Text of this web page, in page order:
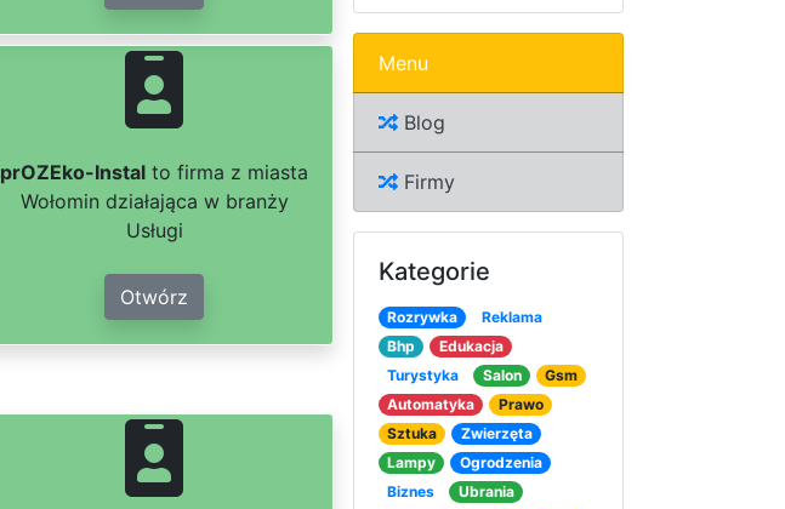
prOZEko-Instal to firma z miasta
Wołomin działająca w branży
Usługi
Otwórz
Menu
Blog
Firmy
Kategorie
Rozrywka
Reklama
Bhp
Edukacja
Turystyka
Salon
Gsm
Automatyka
Prawo
Sztuka
Zwierzęta
Lampy
Ogrodzenia
Biznes
Ubrania